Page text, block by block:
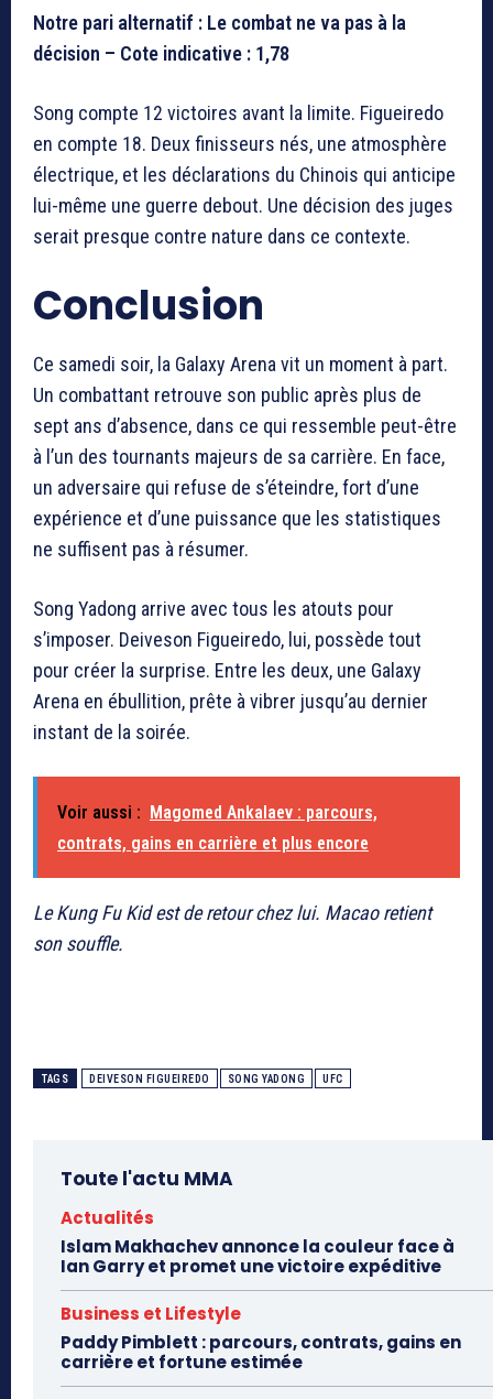
Notre pari alternatif : Le combat ne va pas à la
décision – Cote indicative : 1,78
Song compte 12 victoires avant la limite. Figueiredo
en compte 18. Deux finisseurs nés, une atmosphère
électrique, et les déclarations du Chinois qui anticipe
lui-même une guerre debout. Une décision des juges
serait presque contre nature dans ce contexte.
Conclusion
Ce samedi soir, la Galaxy Arena vit un moment à part.
Un combattant retrouve son public après plus de
sept ans d’absence, dans ce qui ressemble peut-être
à l’un des tournants majeurs de sa carrière. En face,
un adversaire qui refuse de s’éteindre, fort d’une
expérience et d’une puissance que les statistiques
ne suffisent pas à résumer.
Song Yadong arrive avec tous les atouts pour
s’imposer. Deiveson Figueiredo, lui, possède tout
pour créer la surprise. Entre les deux, une Galaxy
Arena en ébullition, prête à vibrer jusqu’au dernier
instant de la soirée.
Voir aussi :
Magomed Ankalaev : parcours,
contrats, gains en carrière et plus encore
Le Kung Fu Kid est de retour chez lui. Macao retient
son souffle.
TAGS DEIVESON FIGUEIREDO SONG YADONG UFC
Toute l'actu MMA
Actualités
Islam Makhachev annonce la couleur face à
Ian Garry et promet une victoire expéditive
Business et Lifestyle
Paddy Pimblett : parcours, contrats, gains en
carrière et fortune estimée